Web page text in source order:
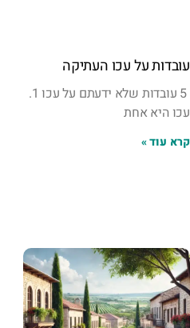
עובדות על עכו העתיקה
5 עובדות שלא ידעתם על עכו 1.
עכו היא אחת
קרא עוד »